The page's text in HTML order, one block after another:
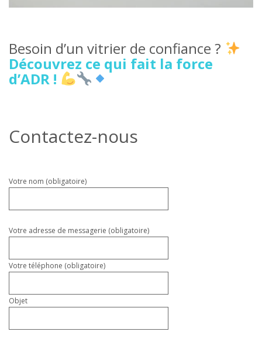
Besoin d’un vitrier de confiance ?
Découvrez ce qui fait la force
d’ADR !
Contactez-nous
Veuillez
vide.
Votre nom (obligatoire)
Votre adresse de messagerie (obligatoire)
Votre téléphone (obligatoire)
Objet